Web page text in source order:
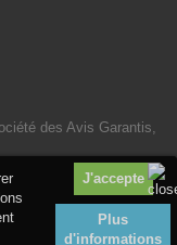
Plus
d'informations
des Avis Garantis,